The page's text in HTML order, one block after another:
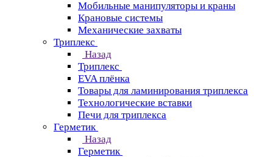
Мобильные манипуляторы и краны
Крановые сиcтемы
Механические захваты
Триплекс
Назад
Триплекс
EVA плёнка
Товары для ламинирования триплекса
Технологические вставки
Печи для триплекса
Герметик
Назад
Герметик